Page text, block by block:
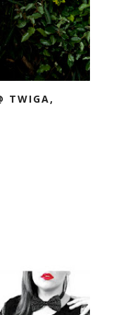
TWIGA,